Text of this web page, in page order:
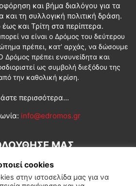
και βήμα διαλόγου για τα
και τη συλλογική πολιτική δράση.
και Τρίτη στα περίπτερα.
να είναι ο Δρόμος του δεύτερου
πρέπει, κατ’ αρχάς, να δώσουμε
Δρόμος πρέπει ενσυνείδητα και
ως συμβολή διεξόδου της
την καθολική κρίση.
περισσότερα...
info@edromos.gr
ΜΑΣ
cookies
στην ιστοσελίδα μας για να